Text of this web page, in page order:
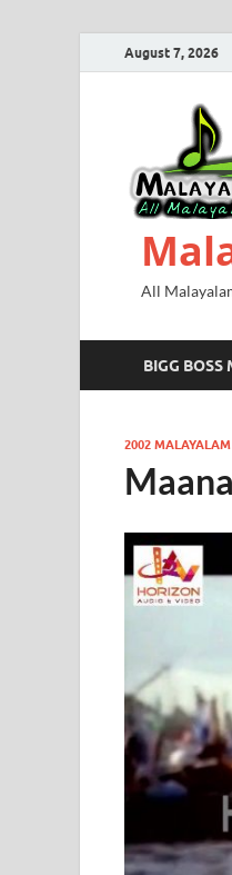
August 7, 2026
All
BIGG
2002 MALAYALAM